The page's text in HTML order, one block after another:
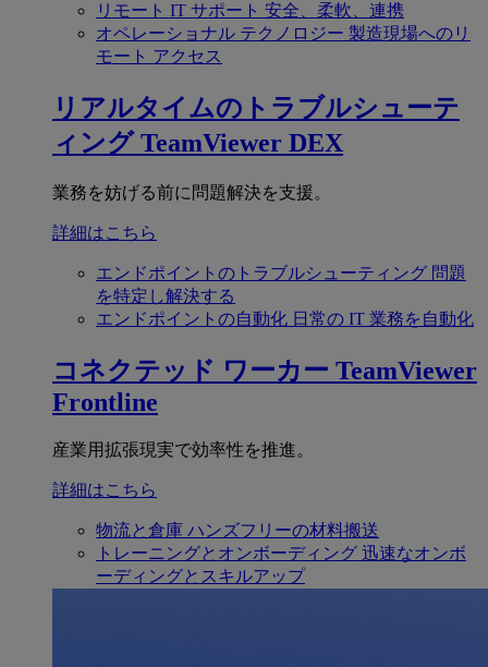
リモート IT サポート 安全、柔軟、連携
オペレーショナル テクノロジー 製造現場へのリ
モート アクセス
リアルタイムのトラブルシューテ
ィング TeamViewer DEX
業務を妨げる前に問題解決を支援。
詳細はこちら
エンドポイントのトラブルシューティング 問題
を特定し解決する
エンドポイントの自動化 日常の IT 業務を自動化
コネクテッド ワーカー TeamViewer
Frontline
産業用拡張現実で効率性を推進。
詳細はこちら
物流と倉庫 ハンズフリーの材料搬送
トレーニングとオンボーディング 迅速なオンボ
ーディングとスキルアップ